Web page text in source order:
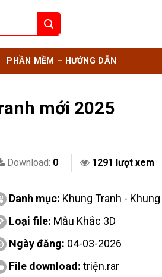
PHẦN MỀM – HƯỚNG DẪN
mới 2025
Download: 0 1291 lượt xem
Danh mục: Khung Tranh -
Loại file: Mẫu Khắc 3D
Ngày đăng: 04-03-2026
File download: triện.rar